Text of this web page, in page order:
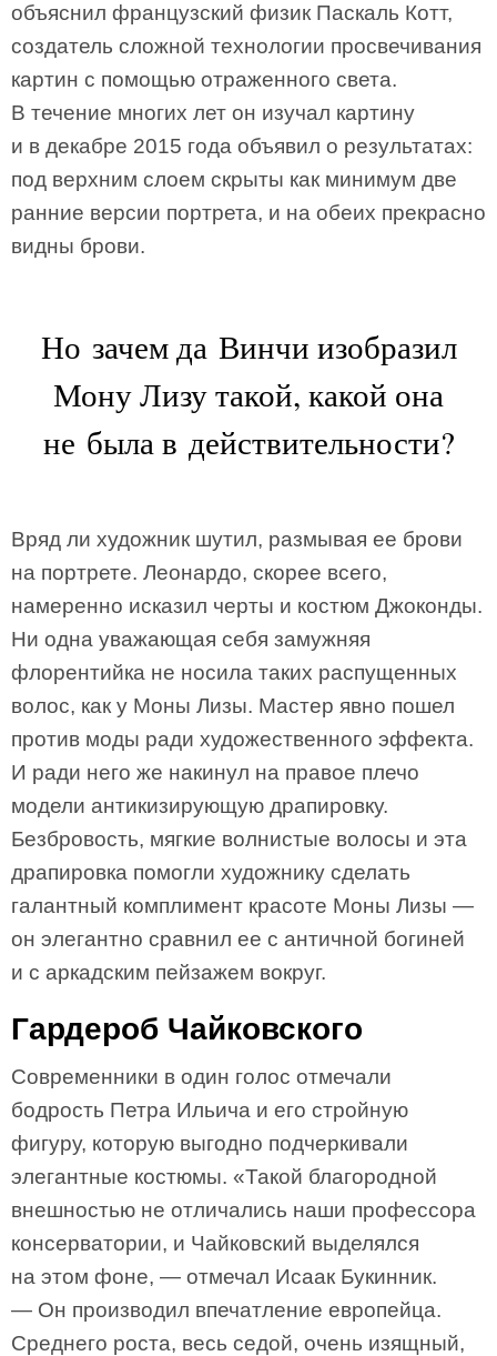
объяснил французский физик Паскаль Котт,
создатель сложной технологии просвечивания
картин с помощью отраженного света.
В течение многих лет он изучал картину
и в декабре 2015 года объявил о результатах:
под верхним слоем скрыты как минимум две
ранние версии портрета, и на обеих прекрасно
видны брови.
Но зачем да Винчи изобразил
Мону Лизу такой, какой она
не была в действительности?
Вряд ли художник шутил, размывая ее брови
на портрете. Леонардо, скорее всего,
намеренно исказил черты и костюм Джоконды.
Ни одна уважающая себя замужняя
флорентийка не носила таких распущенных
волос, как у Моны Лизы. Мастер явно пошел
против моды ради художественного эффекта.
И ради него же накинул на правое плечо
модели антикизирующую драпировку.
Безбровость, мягкие волнистые волосы и эта
драпировка помогли художнику сделать
галантный комплимент красоте Моны Лизы —
он элегантно сравнил ее с античной богиней
и с аркадским пейзажем вокруг.
Гардероб Чайковского
Современники в один голос отмечали
бодрость Петра Ильича и его стройную
фигуру, которую выгодно подчеркивали
элегантные костюмы. «Такой благородной
внешностью не отличались наши профессора
консерватории, и Чайковский выделялся
на этом фоне, — отмечал Исаак Букинник.
— Он производил впечатление европейца.
Среднего роста, весь седой, очень изящный,